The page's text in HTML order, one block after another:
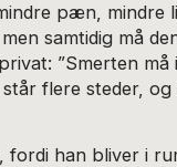
pæn, mindre
samtidig må
”Smerten må
flere steder,
fordi han bliver i